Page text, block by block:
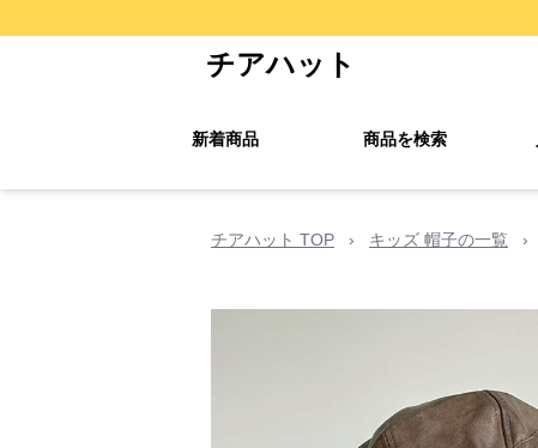
チアハット
新着商品 商品を検索
チアハット TOP › キッズ 帽子の一覧 ›